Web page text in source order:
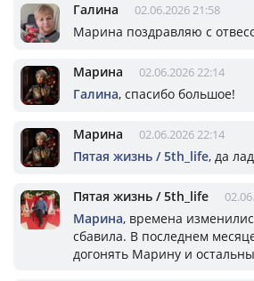
Галина 02.06.2026 21:58
Марина поздравляю с
Марина 02.06.2026 22:14
Галина, спасибо большое!
Марина 02.06.2026 22:14
Пятая жизнь / 5th_life, да
Пятая жизнь / 5th_life
Марина, времена
сбавила. В последнем
догонять Марину и